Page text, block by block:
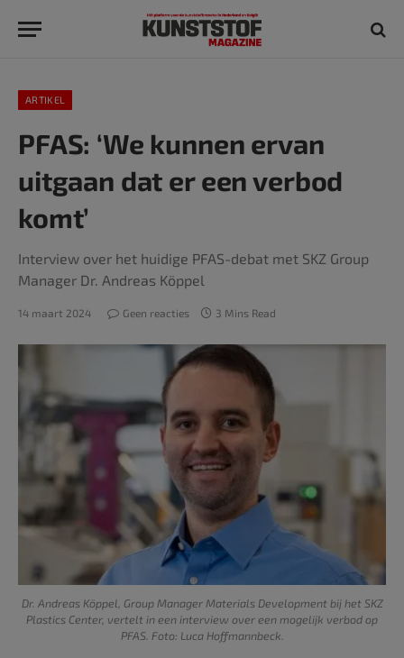
ARTIKEL
PFAS: ‘We kunnen ervan
uitgaan dat er een verbod
komt’
Interview over het huidige PFAS-debat met SKZ Group
Manager Dr. Andreas Köppel
14 maart 2024 Geen reacties 3 Mins Read
Dr. Andreas Köppel, Group Manager Materials Development bij het SKZ
Plastics Center, vertelt in een interview over een mogelijk verbod op
PFAS. Foto: Luca Hoffmannbeck.